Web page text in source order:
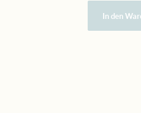
In den